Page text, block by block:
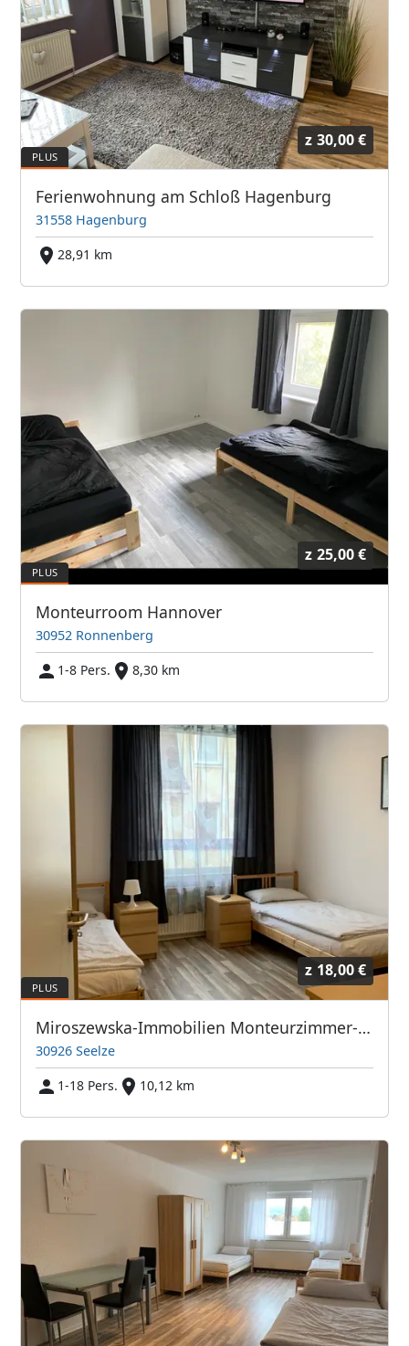
z 30,00 €
Ferienwohnung am Schloß Hagenburg
31558 Hagenburg
28,91 km
z 25,00 €
Monteurroom Hannover
30952 Ronnenberg
1-8 Pers.
8,30 km
z 18,00 €
Miroszewska-Immobilien Monteurzimmer-Seelze
30926 Seelze
1-18 Pers.
10,12 km